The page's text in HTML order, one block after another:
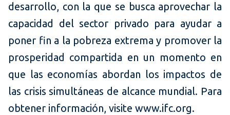
desarrollo, con la que se busca aprovechar la
capacidad del sector privado para ayudar a
poner fin a la pobreza extrema y promover la
prosperidad compartida en un momento en
que las economías abordan los impactos de
las crisis simultáneas de alcance mundial. Para
obtener información, visite www.ifc.org.